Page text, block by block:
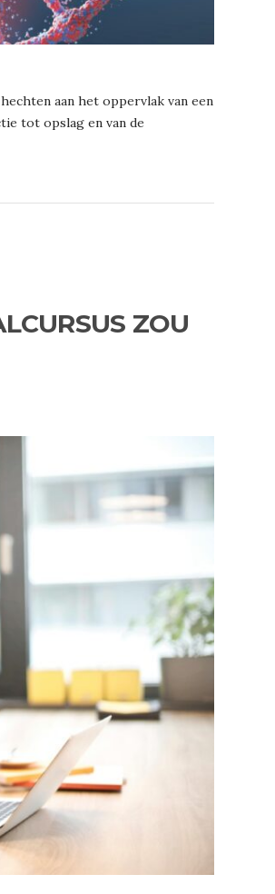
aan het oppervlak van een
tot opslag en van de
ZOU